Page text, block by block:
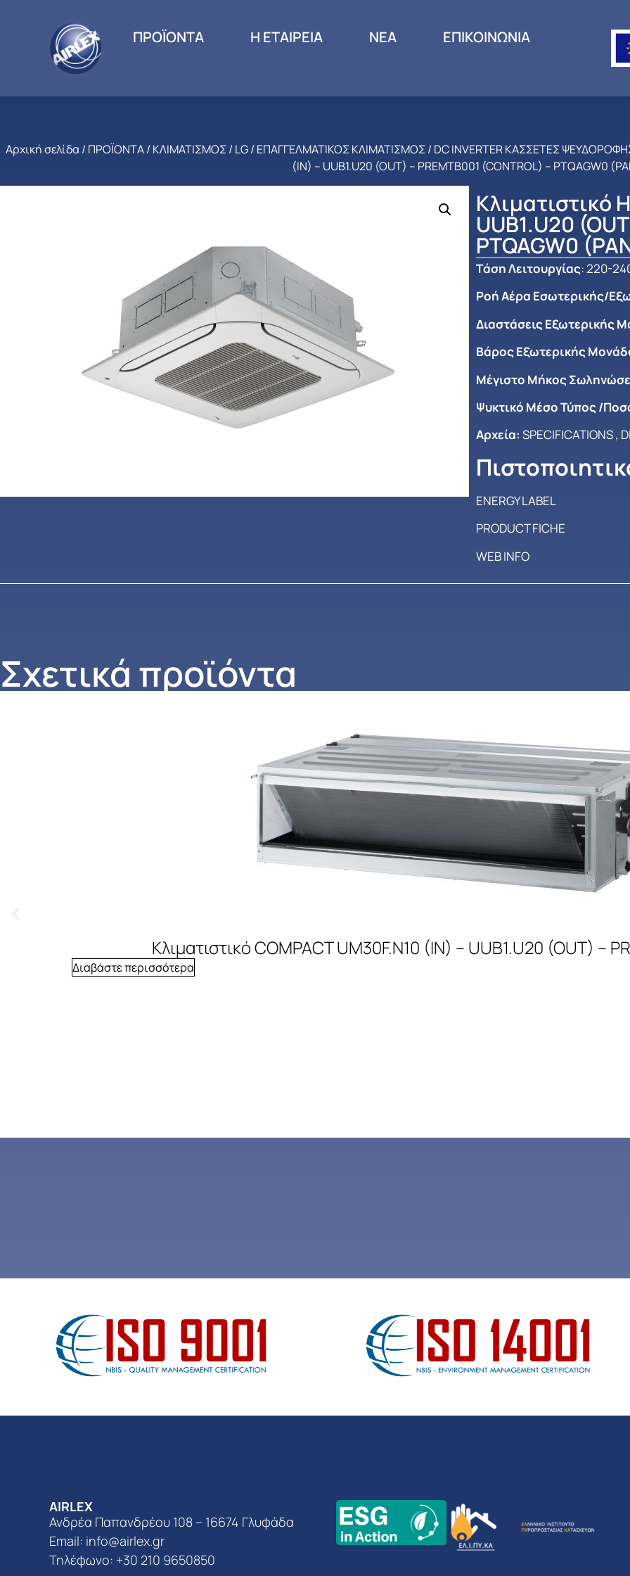
ΠΡΟΪΟΝΤΑ Η ΕΤΑΙΡΕΙΑ ΝΕΑ ΕΠΙΚΟΙΝΩΝΙΑ
Αρχική σελίδα / ΠΡΟΪΟΝΤΑ/ ΚΛΙΜΑΤΙΣΜΟΣ/ LG/ ΕΠΑΓΓΕΛΜΑΤΙΚΟΣ ΚΛΙΜΑΤΙΣΜΟΣ/ DC INVERTER ΚΑΣΣΕΤΕΣ
(IN) – UUB1.U20 (OUT) – PREMTB001 (CONTROL) – PTQAGW0
Κλιματιστικό
UUB1.U20
PTQAGW0
Tάση Λειτουργίας: 220-
Ροή Αέρα Εσωτερικής/
Διαστάσεις Εξωτερικής
Βάρος Εξωτερικής
Μέγιστο Mήκος
Ψυκτικό Μέσο Τύπος /
Αρχεία: SPECIFICATIONS,
ENERGY LABEL
PRODUCT FICHE
WEB INFO
Σχετικά προϊόντα
Κλιματιστικό COMPACT UM30F.N10 (IN) – UUB1.U20 (OUT) –
Διαβάστε περισσότερα
AIRLEX
Ανδρέα Παπανδρέου 108 – 16674 Γλυφάδα
Email: info@airlex.gr
Τηλέφωνο: +30 210 9650850